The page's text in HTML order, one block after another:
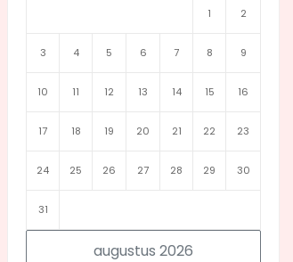
augustus 2026
1 2
3 4 5 6 7 8 9
10 11 12 13 14 15 16
17 18 19 20 21 22 23
24 25 26 27 28 29 30
31